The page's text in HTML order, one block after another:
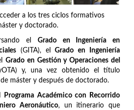
a los tres ciclos formativos
y doctorado.
el Grado en Ingeniería en
(GITA), elGrado en Ingeniería
Grado en Gestión y Operaciones del
y, una vez obtenido el título
máster y después de doctorado.
Programa Académico con Recorrido
Aeronáutico, un itinerario que